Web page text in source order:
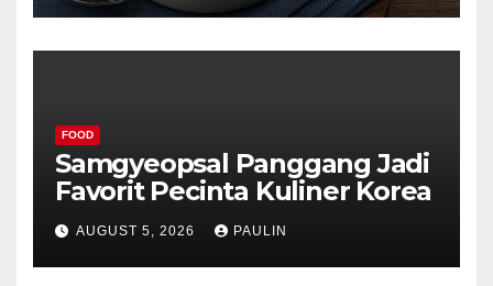
FOOD
Samgyeopsal Panggang Jadi
Favorit Pecinta Kuliner Korea
AUGUST 5, 2026 PAULIN